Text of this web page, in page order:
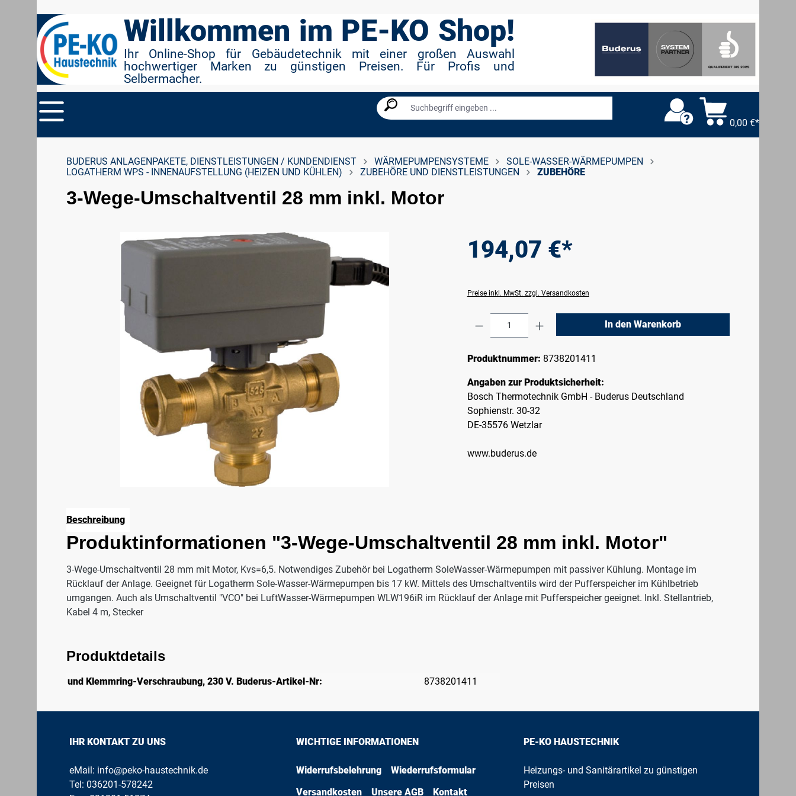
Suche springen
Willkommen im PE-KO Shop!
Ihr Online-Shop für Gebäudetechnik mit einer großen Auswahl
hochwertiger Marken zu günstigen Preisen. Für Profis und
Selbermacher.
0,00 €*
BUDERUS ANLAGENPAKETE, DIENSTLEISTUNGEN / KUNDENDIENST WÄRMEPUMPENSYSTEME
SOLE-WASSER-WÄRMEPUMPEN
LOGATHERM WPS - INNENAUFSTELLUNG (HEIZEN UND KÜHLEN)
ZUBEHÖRE UND DIENSTLEISTUNGEN ZUBEHÖRE
3-Wege-Umschaltventil 28 mm inkl. Motor
Bildergalerie überspringen 194,07 €*
Preise inkl. MwSt. zzgl. Versandkosten
Produkt Anzahl: Gib den gewünschten Wert ein
In den Warenkorb
Produktnummer: 8738201411
Angaben zur Produktsicherheit:
Bosch Thermotechnik GmbH - Buderus Deutschland
Sophienstr. 30-32
DE-35576 Wetzlar
www.buderus.de
Beschreibung
Produktinformationen "3-Wege-Umschaltventil 28 mm inkl. Motor"
3-Wege-Umschaltventil 28 mm mit Motor, Kvs=6,5. Notwendiges Zubehör bei Logatherm SoleWasser-Wärmepumpen mit passiver Kühlung. Montage im
Rücklauf der Anlage. Geeignet für Logatherm Sole-Wasser-Wärmepumpen bis 17 kW. Mittels des Umschaltventils wird der Pufferspeicher im Kühlbetrieb
umgangen. Auch als Umschaltventil "VCO" bei LuftWasser-Wärmepumpen WLW196iR im Rücklauf der Anlage mit Pufferspeicher geeignet. Inkl. Stellantrieb,
Kabel 4 m, Stecker
Produktdetails
und Klemmring-Verschraubung, 230 V. Buderus-Artikel-Nr: 8738201411
IHR KONTAKT ZU UNS
eMail: info@peko-haustechnik.de
Tel:036201-578242
WICHTIGE INFORMATIONEN
Widerrufsbelehrung
Wiederrufsformular
Versandkosten
Unsere AGB Kontakt
PE-KO HAUSTECHNIK
Heizungs- und Sanitärartikel zu günstigen
Preisen